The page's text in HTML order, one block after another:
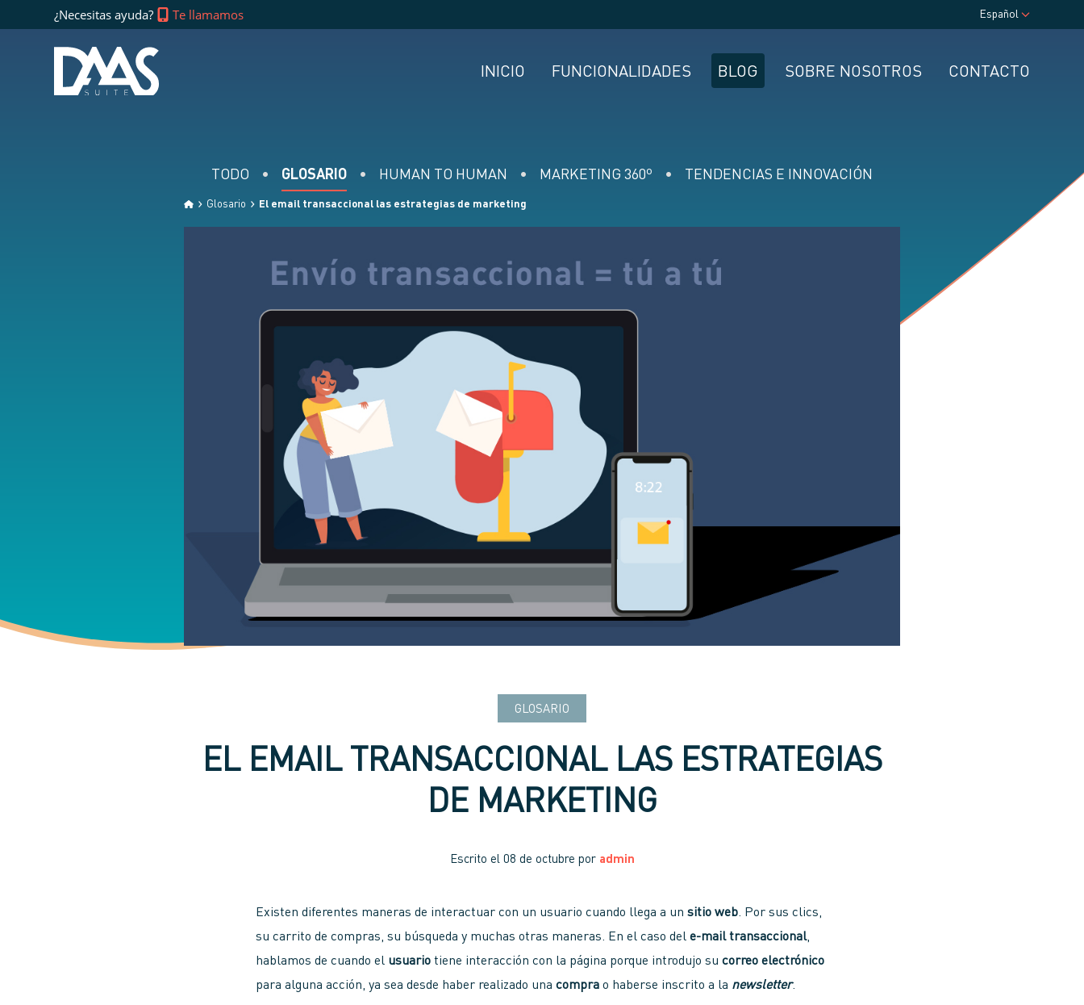
¿Necesitas ayuda? Te llamamos Español
INICIO FUNCIONALIDADES BLOG SOBRE NOSOTROS CONTACTO
TODO GLOSARIO HUMAN TO HUMAN MARKETING 360º TENDENCIAS E INNOVACIÓN
Glosario El email transaccional las estrategias de marketing
GLOSARIO
EL EMAIL TRANSACCIONAL LAS ESTRATEGIAS
DE MARKETING
Escrito el 08 de octubre por admin
Existen diferentes maneras de interactuar con un usuario cuando llega a unsitio web. Por sus clics,
su carrito de compras, su búsqueda y muchas otras maneras. En el caso dele-mail transaccional,
hablamos de cuando el usuario tiene interacción con la página porque introdujo sucorreo electrónico
para alguna acción, ya sea desde haber realizado unacompra o haberse inscrito a la newsletter.